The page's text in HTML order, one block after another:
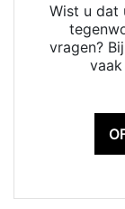
Wist u dat
vragen?